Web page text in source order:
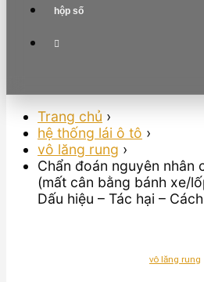
hộp số
Trang chủ ›
hệ thống lái ô tô ›
vô lăng rung ›
Chẩn đoán nguyên nhân
(mất cân bằng bánh xe/
Dấu hiệu – Tác hại –
vô lăng rung